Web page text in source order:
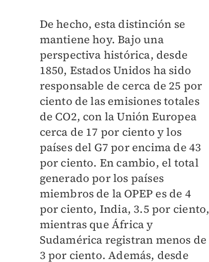
De hecho, esta distinción se
mantiene hoy. Bajo una
perspectiva histórica, desde
1850, Estados Unidos ha sido
responsable de cerca de 25 por
ciento de las emisiones totales
de CO2, con la Unión Europea
cerca de 17 por ciento y los
países del G7 por encima de 43
por ciento. En cambio, el total
generado por los países
miembros de la OPEP es de 4
por ciento, India, 3.5 por ciento,
mientras que África y
Sudamérica registran menos de
3 por ciento. Además, desde